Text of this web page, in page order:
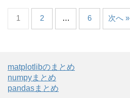
1 2 … 6 次へ »
matplotlibのまとめ
numpyまとめ
pandasまとめ